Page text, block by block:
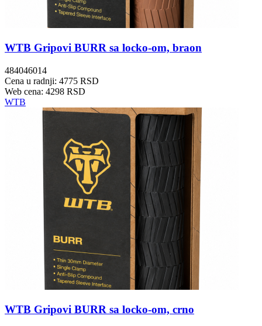
WTB Gripovi BURR sa locko-om, braon
484046014
Cena u radnji: 4775 RSD
Web cena: 4298 RSD
WTB
WTB Gripovi BURR sa locko-om, crno